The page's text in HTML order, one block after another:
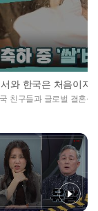
와 한국은 처음이지
친구들과 글로벌 결혼